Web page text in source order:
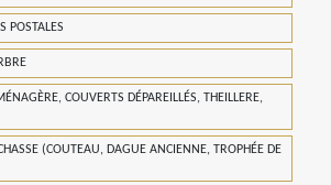
POSTALES
COUVERTS DÉPAREILLÉS, THEILLERE,
(COUTEAU, DAGUE ANCIENNE, TROPHÉE DE